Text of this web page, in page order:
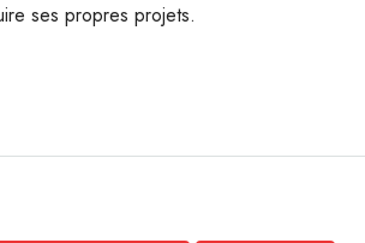
ses propres projets.